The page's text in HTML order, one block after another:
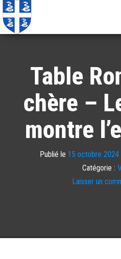
Table
chère –
montre
Publié le 15 octobre 2024
Catégorie :
Laisser un